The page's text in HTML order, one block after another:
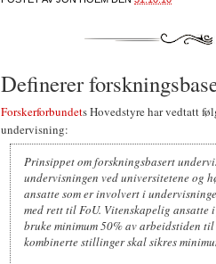
Definerer
Forskerforbundets Hovedstyre har vedtatt
undervisning:
Prinsippet om forskningsbasert
undervisningen ved universitetene og
ansatte som er involvert i
med rett til FoU. Vitenskapelig
bruke minimum 50% av arbeidstiden
kombinerte stillinger skal sikres